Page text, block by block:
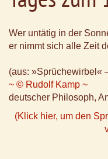
Wer untätig in der
er nimmt sich alle Zeit
(aus: »Sprüchewirbel«
~ © Rudolf Kamp ~
deutscher Philosoph,
(Klick hier, um den